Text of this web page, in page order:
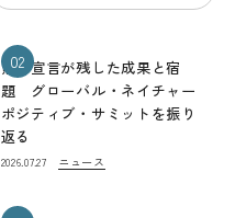
02
熊本宣言が残した成果と宿
題 グローバル・ネイチャー
ポジティブ・サミットを振り
返る
2026.07.27 ニュース